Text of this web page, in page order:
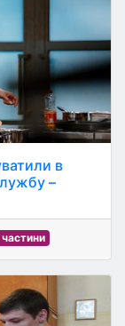
в
–
частини